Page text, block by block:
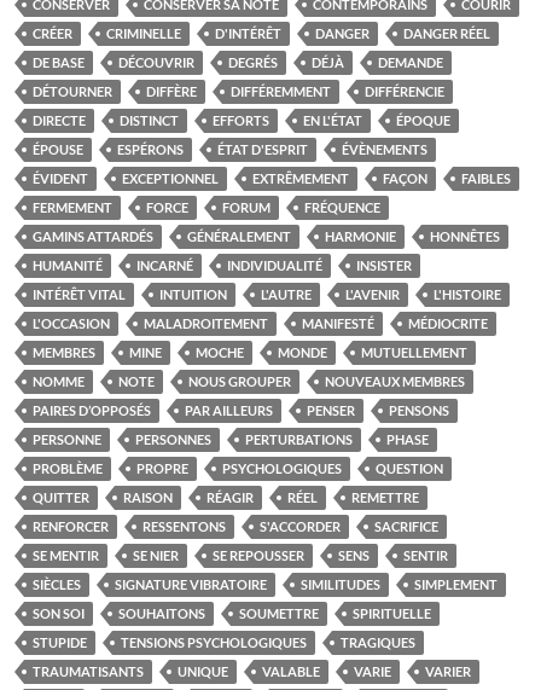
CONSERVER CONSERVER SA NOTE CONTEMPORAINS
COURIR
CRÉER
CRIMINELLE D'INTÉRÊT DANGER
DANGER RÉEL
DE BASE
DÉCOUVRIR DEGRÉS DÉJÀ
DEMANDE
DÉTOURNER
DIFFÈRE DIFFÉREMMENT
DIFFÉRENCIE
DIRECTE
DISTINCT EFFORTS EN L'ÉTAT
ÉPOQUE
ÉPOUSE
ESPÉRONS ÉTAT D'ESPRIT
ÉVÈNEMENTS
ÉVIDENT
EXCEPTIONNEL EXTRÊMEMENT FAÇON
FAIBLES
FERMEMENT
FORCE FORUM
FRÉQUENCE
GAMINS ATTARDÉS
GÉNÉRALEMENT HARMONIE
HONNÊTES
HUMANITÉ
INCARNÉ INDIVIDUALITÉ
INSISTER
INTÉRÊT VITAL
INTUITION L'AUTRE L'AVENIR
L'HISTOIRE
L'OCCASION
MALADROITEMENT MANIFESTÉ
MÉDIOCRITE
MEMBRES
MINE MOCHE MONDE
MUTUELLEMENT
NOMME
NOTE NOUS GROUPER
NOUVEAUX MEMBRES
PAIRES D’OPPOSÉS
PAR AILLEURS PENSER
PENSONS
PERSONNE
PERSONNES PERTURBATIONS
PHASE
PROBLÈME
PROPRE PSYCHOLOGIQUES
QUESTION
QUITTER
RAISON RÉAGIR RÉEL
REMETTRE
RENFORCER
RESSENTONS S'ACCORDER
SACRIFICE
SE MENTIR
SE NIER SE REPOUSSER SENS
SENTIR
SIÈCLES
SIGNATURE VIBRATOIRE SIMILITUDES
SIMPLEMENT
SON SOI
SOUHAITONS SOUMETTRE
SPIRITUELLE
STUPIDE
TENSIONS PSYCHOLOGIQUES
TRAGIQUES
TRAUMATISANTS
UNIQUE VALABLE VARIE
VARIER